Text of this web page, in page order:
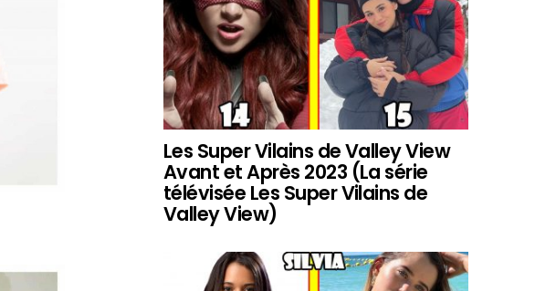
Les Super Vilains de Valley View
Avant et Après 2023 (La série
télévisée Les Super Vilains de
Valley View)